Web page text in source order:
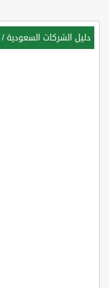
دليل الشركات السعودية /